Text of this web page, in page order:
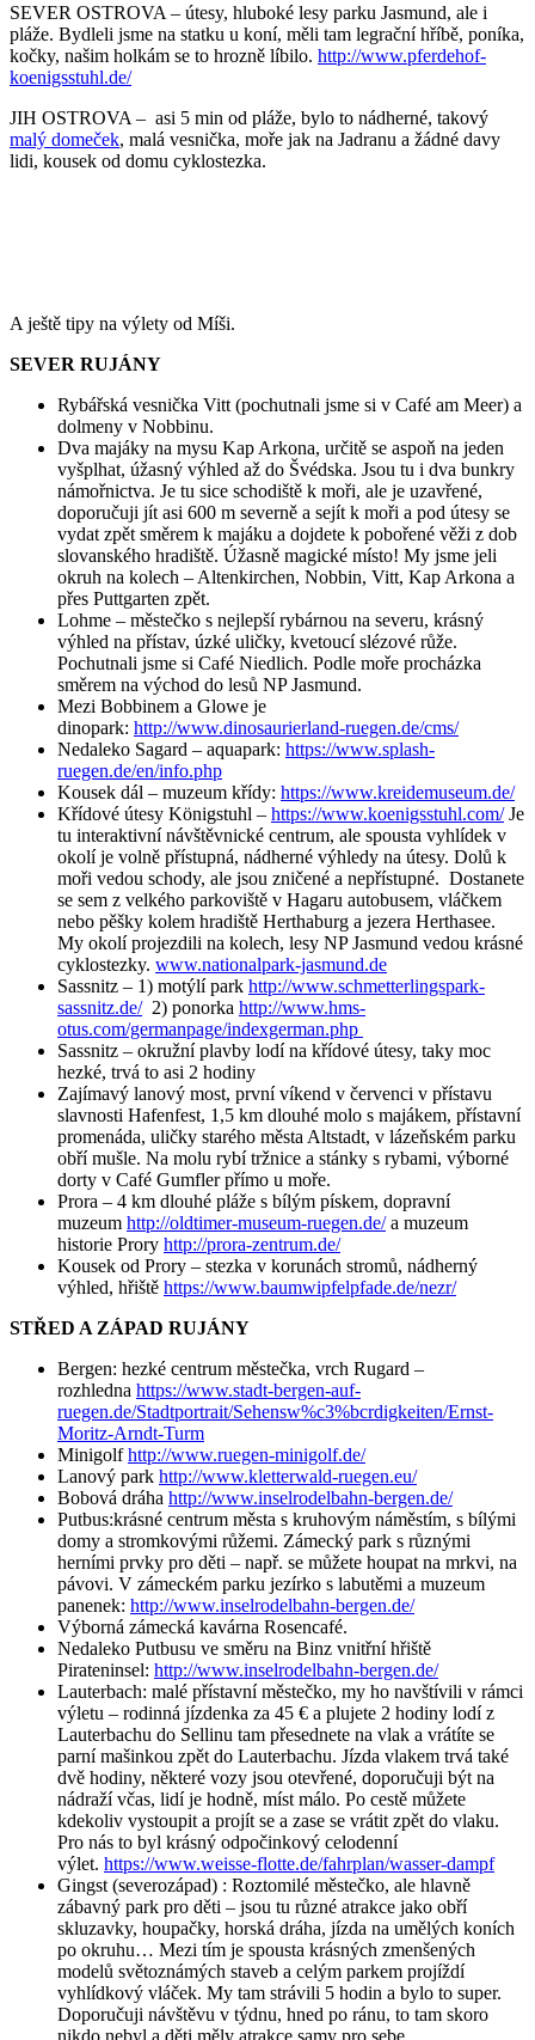
SEVER OSTROVA – útesy, hluboké lesy parku Jasmund, ale i
pláže. Bydleli jsme na statku u koní, měli tam legrační hříbě, poníka,
kočky, našim holkám se to hrozně líbilo. http://www.pferdehof-
koenigsstuhl.de/
JIH OSTROVA – asi 5 min od pláže, bylo to nádherné, takový
malý domeček, malá vesnička, moře jak na Jadranu a žádné davy
lidi, kousek od domu cyklostezka.
A ještě tipy na výlety od Míši.
SEVER RUJÁNY
Rybářská vesnička Vitt (pochutnali jsme si v Café am Meer) a
dolmeny v Nobbinu.
Dva majáky na mysu Kap Arkona, určitě se aspoň na jeden
vyšplhat, úžasný výhled až do Švédska. Jsou tu i dva bunkry
námořnictva. Je tu sice schodiště k moři, ale je uzavřené,
doporučuji jít asi 600 m severně a sejít k moři a pod útesy se
vydat zpět směrem k majáku a dojdete k pobořené věži z dob
slovanského hradiště. Úžasně magické místo! My jsme jeli
okruh na kolech – Altenkirchen, Nobbin, Vitt, Kap Arkona a
přes Puttgarten zpět.
Lohme – městečko s nejlepší rybárnou na severu, krásný
výhled na přístav, úzké uličky, kvetoucí slézové růže.
Pochutnali jsme si Café Niedlich. Podle moře procházka
směrem na východ do lesů NP Jasmund.
Mezi Bobbinem a Glowe je
dinopark: http://www.dinosaurierland-ruegen.de/cms/
Nedaleko Sagard – aquapark: https://www.splash-
ruegen.de/en/info.php
Kousek dál – muzeum křídy: https://www.kreidemuseum.de/
Křídové útesy Königstuhl – https://www.koenigsstuhl.com/Je
tu interaktivní návštěvnické centrum, ale spousta vyhlídek v
okolí je volně přístupná, nádherné výhledy na útesy. Dolů k
moři vedou schody, ale jsou zničené a nepřístupné. Dostanete
se sem z velkého parkoviště v Hagaru autobusem, vláčkem
nebo pěšky kolem hradiště Herthaburg a jezera Herthasee.
My okolí projezdili na kolech, lesy NP Jasmund vedou krásné
cyklostezky. www.nationalpark-jasmund.de
Sassnitz – 1) motýlí park http://www.schmetterlingspark-
sassnitz.de/2) ponorka http://www.hms-
otus.com/germanpage/indexgerman.php
Sassnitz – okružní plavby lodí na křídové útesy, taky moc
hezké, trvá to asi 2 hodiny
Zajímavý lanový most, první víkend v červenci v přístavu
slavnosti Hafenfest, 1,5 km dlouhé molo s majákem, přístavní
promenáda, uličky starého města Altstadt, v lázeňském parku
obří mušle. Na molu rybí tržnice a stánky s rybami, výborné
dorty v Café Gumfler přímo u moře.
Prora – 4 km dlouhé pláže s bílým pískem, dopravní
muzeum http://oldtimer-museum-ruegen.de/a muzeum
historie Prory http://prora-zentrum.de/
Kousek od Prory – stezka v korunách stromů, nádherný
výhled, hřiště https://www.baumwipfelpfade.de/nezr/
STŘED A ZÁPAD RUJÁNY
Bergen: hezké centrum městečka, vrch Rugard –
rozhledna https://www.stadt-bergen-auf-
ruegen.de/Stadtportrait/Sehensw%c3%bcrdigkeiten/Ernst-
Moritz-Arndt-Turm
Minigolfhttp://www.ruegen-minigolf.de/
Lanový park http://www.kletterwald-ruegen.eu/
Bobová dráha http://www.inselrodelbahn-bergen.de/
Putbus:krásné centrum města s kruhovým náměstím, s bílými
domy a stromkovými růžemi. Zámecký park s různými
herními prvky pro děti – např. se můžete houpat na mrkvi, na
pávovi. V zámeckém parku jezírko s labutěmi a muzeum
panenek: http://www.inselrodelbahn-bergen.de/
Výborná zámecká kavárna Rosencafé.
Nedaleko Putbusu ve směru na Binz vnitřní hřiště
Pirateninsel: http://www.inselrodelbahn-bergen.de/
Lauterbach: malé přístavní městečko, my ho navštívili v rámci
výletu – rodinná jízdenka za 45 € a plujete 2 hodiny lodí z
Lauterbachu do Sellinu tam přesednete na vlak a vrátíte se
parní mašinkou zpět do Lauterbachu. Jízda vlakem trvá také
dvě hodiny, některé vozy jsou otevřené, doporučuji být na
nádraží včas, lidí je hodně, míst málo. Po cestě můžete
kdekoliv vystoupit a projít se a zase se vrátit zpět do vlaku.
Pro nás to byl krásný odpočinkový celodenní
výlet. https://www.weisse-flotte.de/fahrplan/wasser-dampf
Gingst (severozápad) : Roztomilé městečko, ale hlavně
zábavný park pro děti – jsou tu různé atrakce jako obří
skluzavky, houpačky, horská dráha, jízda na umělých koních
po okruhu… Mezi tím je spousta krásných zmenšených
modelů světoznámých staveb a celým parkem projíždí
vyhlídkový vláček. My tam strávili 5 hodin a bylo to super.
Doporučuji návštěvu v týdnu, hned po ránu, to tam skoro
nikdo nebyl a děti měly atrakce samy pro sebe